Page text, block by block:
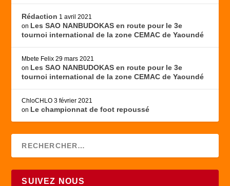
Rédaction 1 avril 2021
on Les SAO NANBUDOKAS en route pour le 3e
tournoi international de la zone CEMAC de Yaoundé
Mbete Felix 29 mars 2021
on Les SAO NANBUDOKAS en route pour le 3e
tournoi international de la zone CEMAC de Yaoundé
ChloCHLO 3 février 2021
on Le championnat de foot repoussé
SUIVEZ NOUS